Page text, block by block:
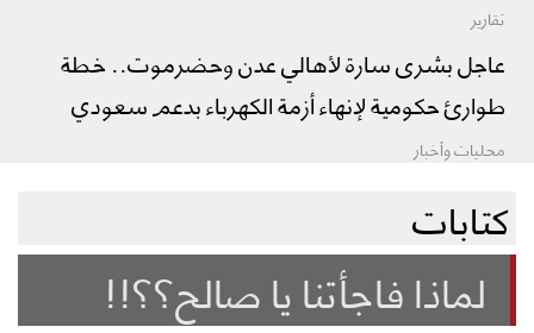
تقارير
عاجل بشرى سارة لأهالي عدن وحضرموت.. خطة
طوارئ حكومية لإنهاء أزمة الكهرباء بدعم سعودي
محليات وأخبار
كتابات
لماذا فاجأتنا يا صالح؟؟!!